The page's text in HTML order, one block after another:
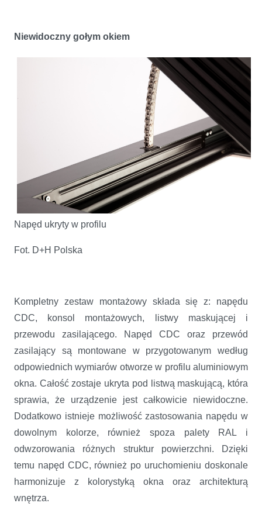
Niewidoczny gołym okiem
Napęd ukryty w profilu
Fot. D+H Polska
Kompletny zestaw montażowy składa się z: napędu
CDC, konsol montażowych, listwy maskującej i
przewodu zasilającego. Napęd CDC oraz przewód
zasilający są montowane w przygotowanym według
odpowiednich wymiarów otworze w profilu aluminiowym
okna. Całość zostaje ukryta pod listwą maskującą, która
sprawia, że urządzenie jest całkowicie niewidoczne.
Dodatkowo istnieje możliwość zastosowania napędu w
dowolnym kolorze, również spoza palety RAL i
odwzorowania różnych struktur powierzchni. Dzięki
temu napęd CDC, również po uruchomieniu doskonale
harmonizuje z kolorystyką okna oraz architekturą
wnętrza.